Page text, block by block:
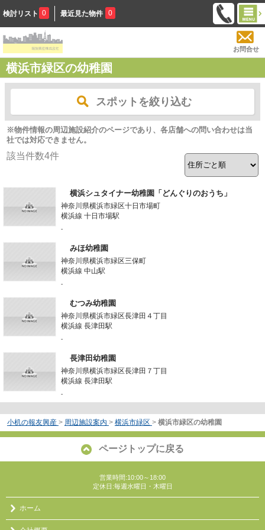
検討リスト 0 最近見た物件 0
お問合せ
横浜市緑区の幼稚園
スポットを絞り込む
※物件情報の周辺施設紹介のページであり、各店舗への問い合わせは当
社では対応できません。
該当件数4件
横浜シュタイナー幼稚園「どんぐりのおうち」
神奈川県横浜市緑区十日市場町
横浜線 十日市場駅
-
みほ幼稚園
神奈川県横浜市緑区三保町
横浜線 中山駅
-
むつみ幼稚園
神奈川県横浜市緑区長津田４丁目
横浜線 長津田駅
-
長津田幼稚園
神奈川県横浜市緑区長津田７丁目
横浜線 長津田駅
-
小机の報友興産 > 周辺施設案内 > 横浜市緑区 > 横浜市緑区の幼稚園
ページトップに戻る
営業時間:10:00～18:00
定休日:毎週水曜日・木曜日
ホーム